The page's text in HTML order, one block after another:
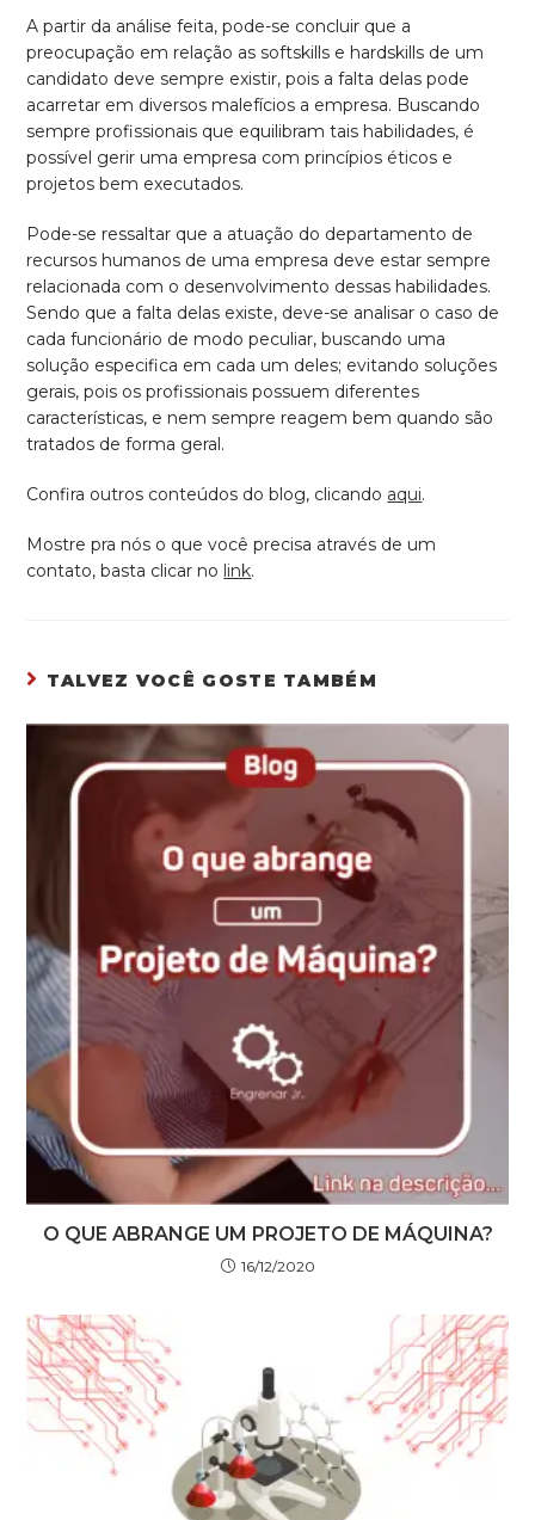
A partir da análise feita, pode-se concluir que a
preocupação em relação as softskills e hardskills de um
candidato deve sempre existir, pois a falta delas pode
acarretar em diversos malefícios a empresa. Buscando
sempre profissionais que equilibram tais habilidades, é
possível gerir uma empresa com princípios éticos e
projetos bem executados.
Pode-se ressaltar que a atuação do departamento de
recursos humanos de uma empresa deve estar sempre
relacionada com o desenvolvimento dessas habilidades.
Sendo que a falta delas existe, deve-se analisar o caso de
cada funcionário de modo peculiar, buscando uma
solução especifica em cada um deles; evitando soluções
gerais, pois os profissionais possuem diferentes
características, e nem sempre reagem bem quando são
tratados de forma geral.
Confira outros conteúdos do blog, clicando aqui.
Mostre pra nós o que você precisa através de um
contato, basta clicar no link.
TALVEZ VOCÊ GOSTE TAMBÉM
O QUE ABRANGE UM PROJETO DE MÁQUINA?
16/12/2020